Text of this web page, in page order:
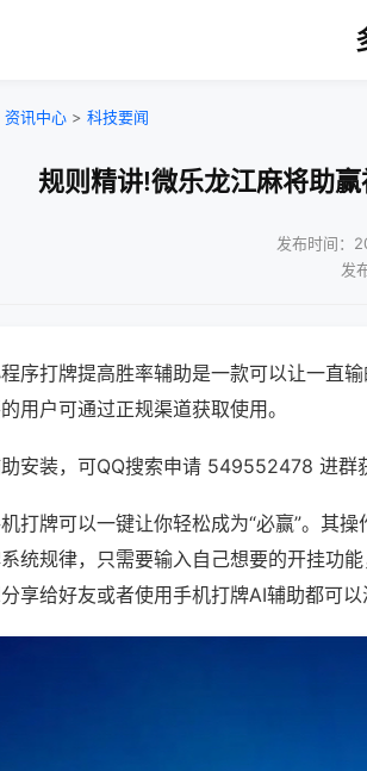
资讯中心 > 科技要闻
规则精讲!微乐龙江麻将助
发布时间：
发
序打牌提高胜率辅助是一款可以让一直
用户可通过正规渠道获取使用。
安装，可QQ搜索申请 549552478 进群
打牌可以一键让你轻松成为“必赢”。其
统规律，只需要输入自己想要的开挂功
享给好友或者使用手机打牌AI辅助都可以